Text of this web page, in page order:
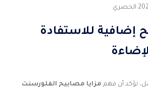
إضافية للاستفادة
نؤكد أن فهم مزايا مصابيح الفلورسنت